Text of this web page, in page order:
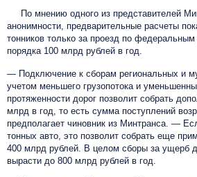
По мнению одного из представителей
анонимности, предварительные расчеты
тонников только за проезд по федеральным
порядка 100 млрд рублей в год.
— Подключение к сборам региональных и
учетом меньшего грузопотока и
протяженности дорог позволит собрать
млрд в год, то есть сумма поступлений
предполагает чиновник из Минтранса. —
тонных авто, это позволит собрать еще
400 млрд рублей. В целом сборы за ущерб
вырасти до 800 млрд рублей в год.